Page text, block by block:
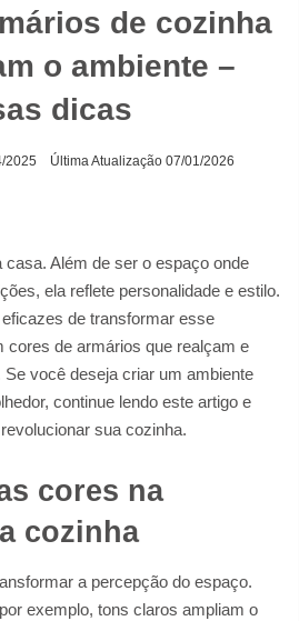
de cozinha
o ambiente –
dicas
2025 Última Atualização 07/01/2026
Além de ser o espaço onde
ela reflete personalidade e estilo.
de transformar esse
cores de armários que realçam e
você deseja criar um ambiente
continue lendo este artigo e
sua cozinha.
cores na
cozinha
a percepção do espaço.
exemplo, tons claros ampliam o